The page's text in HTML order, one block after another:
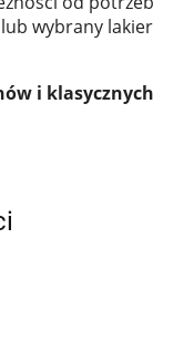
lub wybrany lakier
i klasycznych